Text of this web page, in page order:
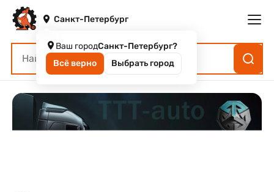
Санкт-Петербург
Ваш городСанкт-Петербург?
Всё верно
Выбрать город